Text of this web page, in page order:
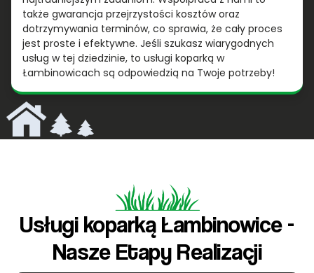
także gwarancja przejrzystości kosztów oraz
dotrzymywania terminów, co sprawia, że cały proces
jest proste i efektywne. Jeśli szukasz wiarygodnych
usług w tej dziedzinie, to usługi koparką w
Łambinowicach są odpowiedzią na Twoje potrzeby!
Usługi koparką Łambinowice -
Nasze Etapy Realizacji